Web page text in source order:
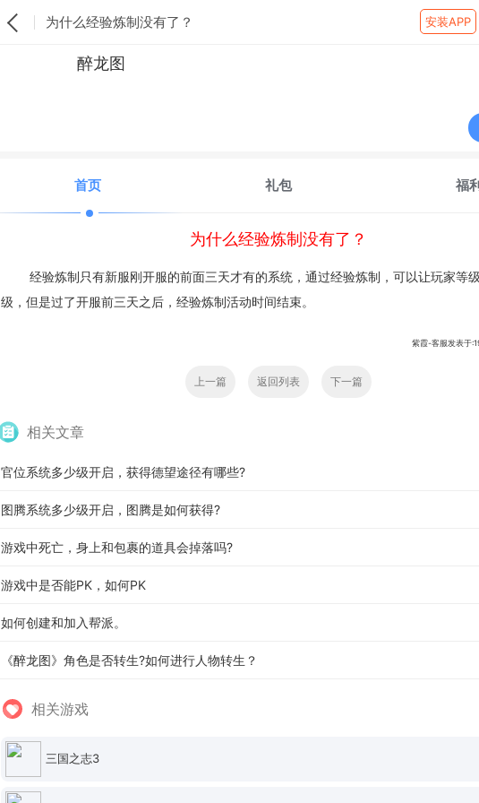
为什么经验炼制没有了？ 安装APP
醉龙图
首页 礼包 福
为什么经验炼制没有了？
经验炼制只有新服刚开服的前面三天才有的系统，通过经验炼制，可以让玩家等
级，但是过了开服前三天之后，经验炼制活动时间结束。
紫霞-客服发表于
上一篇 返回列表 下一篇
相关文章
官位系统多少级开启，获得德望途径有哪些?
图腾系统多少级开启，图腾是如何获得?
游戏中死亡，身上和包裹的道具会掉落吗?
游戏中是否能PK，如何PK
如何创建和加入帮派。
《醉龙图》角色是否转生?如何进行人物转生？
相关游戏
三国之志3